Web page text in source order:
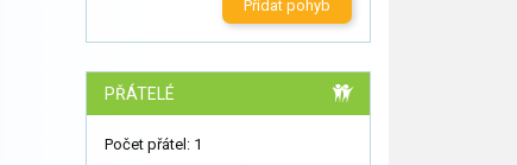
Přidat pohyb
PŘÁTELÉ
Počet přátel: 1